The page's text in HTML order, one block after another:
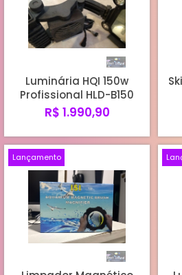
Luminária HQI 150w
Profissional HLD-B150
R$ 1.990,90
Lançamento